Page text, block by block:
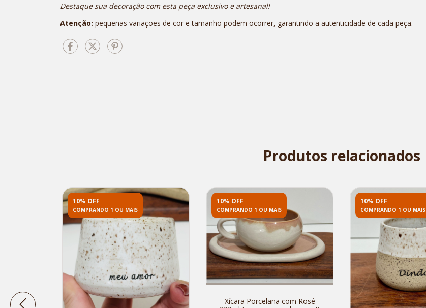
Destaque sua decoração com esta peça exclusivo e artesanal!
Atenção: pequenas variações de cor e tamanho podem ocorrer, garantindo a autenticidade de cada peça.
Produtos relacionados
10% OFF
COMPRANDO 1 OU MAIS
10% OFF
COMPRANDO 1 OU MAIS
Xícara Porcelana com Rosé
10% OFF
COMPRANDO 1 OU MAIS